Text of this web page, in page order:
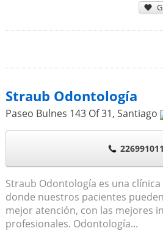
Straub Odontología
Paseo Bulnes 143 Of 31, Santiago
226991011
Straub Odontología es una
donde nuestros pacientes
mejor atención, con las mejores
profesionales. Odontología...